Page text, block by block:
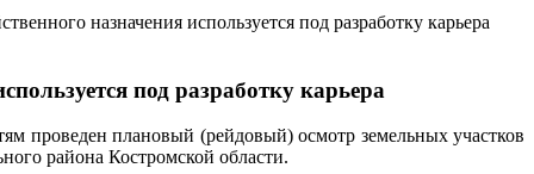
назначения используется под разработку карьера
под разработку карьера
проведен плановый (рейдовый) осмотр земельных участков
района Костромской области.